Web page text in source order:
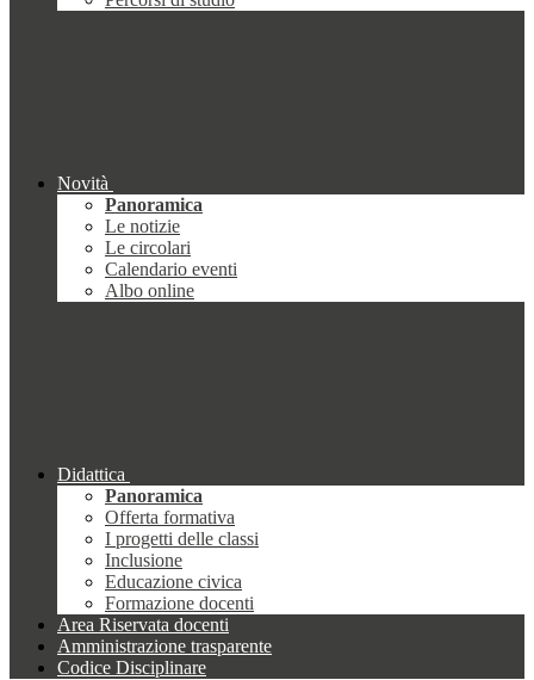
Novità
Panoramica
Le notizie
Le circolari
Calendario eventi
Albo online
Didattica
Panoramica
Offerta formativa
I progetti delle classi
Inclusione
Educazione civica
Formazione docenti
Area Riservata docenti
Amministrazione trasparente
Codice Disciplinare